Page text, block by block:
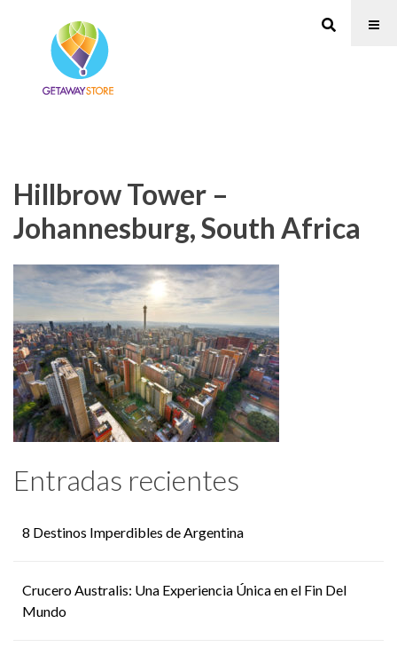
Hillbrow Tower –
Johannesburg, South Africa
Entradas recientes
8 Destinos Imperdibles de Argentina
Crucero Australis: Una Experiencia Única en el Fin Del
Mundo